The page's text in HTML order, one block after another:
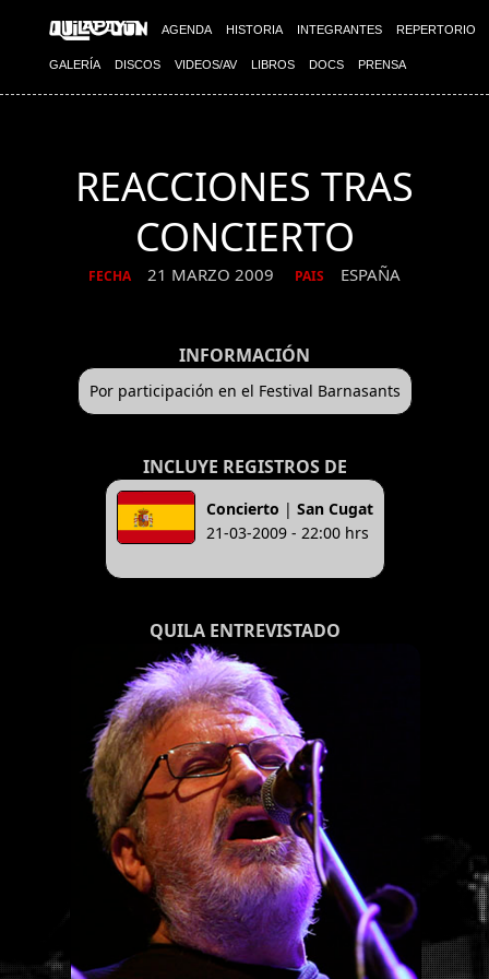
AGENDA HISTORIA INTEGRANTES REPERTORIO
GALERÍA DISCOS VIDEOS/AV LIBROS DOCS PRENSA
REACCIONES TRAS
CONCIERTO
FECHA 21 MARZO 2009 PAIS ESPAÑA
INFORMACIÓN
Por participación en el Festival Barnasants
INCLUYE REGISTROS DE
Concierto | San Cugat
21-03-2009 - 22:00 hrs
QUILA ENTREVISTADO